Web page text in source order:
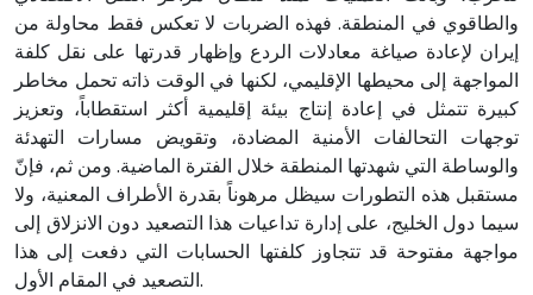
والطاقوي في المنطقة. فهذه الضربات لا تعكس فقط محاولة من
إيران لإعادة صياغة معادلات الردع وإظهار قدرتها على نقل كلفة
المواجهة إلى محيطها الإقليمي، لكنها في الوقت ذاته تحمل مخاطر
كبيرة تتمثل في إعادة إنتاج بيئة إقليمية أكثر استقطاباً، وتعزيز
توجهات التحالفات الأمنية المضادة، وتقويض مسارات التهدئة
والوساطة التي شهدتها المنطقة خلال الفترة الماضية. ومن ثم، فإنّ
مستقبل هذه التطورات سيظل مرهوناً بقدرة الأطراف المعنية، ولا
سيما دول الخليج، على إدارة تداعيات هذا التصعيد دون الانزلاق إلى
مواجهة مفتوحة قد تتجاوز كلفتها الحسابات التي دفعت إلى هذا
التصعيد في المقام الأول.